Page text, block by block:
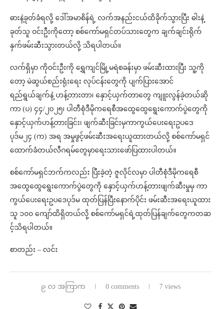
ဓားနဲ့ခုတ်ခံရလို့ ဒေါ်အမာစိန်ရဲ့ လက်အနည်းငယ်ထိခိုက်သွားပြီး ဓါးနဲ့
ခုတ်သူ ဝင်းဦးကိုတော့ စစ်ကော်မရှင်တပ်သားတွေက ချက်ချင်းရိုက်
နှက်ဖမ်းဆီးသွားတယ်လို့ သိရပါတယ်။
လက်ရှိမှာ ကိုဝင်းဦးကို ရွှေကျင်မြို့မရဲစခန်းမှာ ဖမ်းဆီးထားပြီး သူ့ကို
တော့ မဲဆွယ်စည်းရုံးရေး လုပ်ငန်းတွေကို ပျက်ပြားအောင်
ရည်ရွယ်ချက်နဲ့ ဟန့်တားတာ၊ နှောင့်ယှက်တာတွေ ကျူးလွန်ခဲ့တယ်ဆို
ကာ (ပ) ၄၄/၂၀၂၅၊ ပါတီစုံဒီမိုကရေစီအထွေထွေရွေးကောက်ပွဲတွေကို
နှောင့်ယှက်ဟန့်တားခြင်း၊ ဖျက်ဆီးခြင်းမှကာကွယ်ပေးရေးဥပဒေ
ပုဒ်မ၂၄ (က) အရ အမှုဖွင့်ဖမ်းဆီးအရေးယူထားတယ်လို့ စစ်ကော်မရှင်
ထောက်ခံတယ်လီဂရမ်တွေမှာရေးသားဖော်ပြထားပါတယ်။
စစ်ကော်မရှင်ဘက်ကလည်း ပြီးခဲ့တဲ့ ဇူလိုင်လမှာ ပါတီစုံဒီမိုကရေစီ
အထွေထွေရွေးကောက်ပွဲတွေကို နှောင့်ယှက်ဟန့်တားဖျက်ဆီးမှုမှ ကာ
ကွယ်ပေးရေးဥပဒေပုဒ်မ ထုတ်ပြန်ပြီးနောက်ပိုင်း ဖမ်းဆီးအရေးယူထား
သူ ၁၀၀ ကျော်ထိရှိတယ်လို့ စစ်ကော်မရှင်ရဲ့ထုတ်ပြန်ချက်တွေကတဆ
င့်သိရပါတယ်။
စာတည်း – လင်း
၉ လ အကြာက 0 comments 7 views